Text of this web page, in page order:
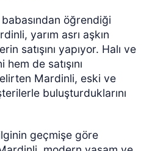
öğrendiği
yarım asrı aşkın
satışını yapıyor. Halı ve
de satışını
Mardinli, eski ve
buluşturduklarını
geçmişe göre